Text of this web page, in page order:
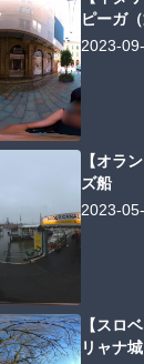
ピーガ（
2023-
【オラ
ズ船
2023-
【スロ
リャナ城